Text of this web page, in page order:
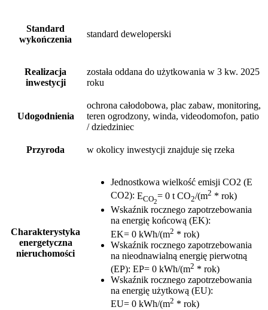
Standard
wykończenia
standard deweloperski
Realizacja
inwestycji
została oddana do użytkowania w 3 kw. 2025
roku
Udogodnienia
ochrona całodobowa, plac zabaw, monitoring,
teren ogrodzony, winda, videodomofon, patio
/ dziedziniec
Przyroda w okolicy inwestycji znajduje się rzeka
Charakterystyka
energetyczna
nieruchomości
Jednostkowa wielkość emisji CO2 (E
CO2): ECO2
= 0 t CO2/(m2 * rok)
Wskaźnik rocznego zapotrzebowania
na energię końcową (EK):
EK= 0 kWh/(m2 * rok)
Wskaźnik rocznego zapotrzebowania
na nieodnawialną energię pierwotną
(EP): EP= 0 kWh/(m2 * rok)
Wskaźnik rocznego zapotrzebowania
na energię użytkową (EU):
EU= 0 kWh/(m2 * rok)